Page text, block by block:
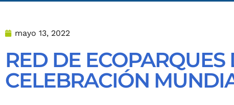
mayo 13, 2022
RED DE
CELEBRACIÓN